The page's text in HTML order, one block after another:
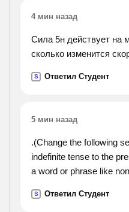
4 мин назад
Сила 5н действует на
сколько изменится
S Ответил Студент
5 мин назад
.(Change the following
indefinite tense to the
a word or phrase like
to each sentence. 1.i
S Ответил Студент